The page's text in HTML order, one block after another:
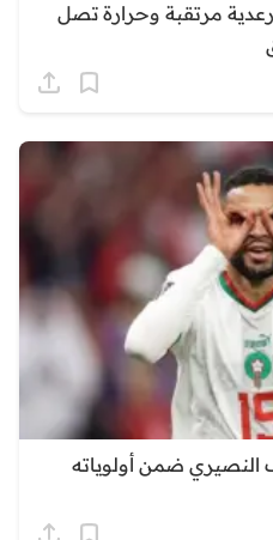
مرتقبة وحرارة تصل
ضمن أولوياته